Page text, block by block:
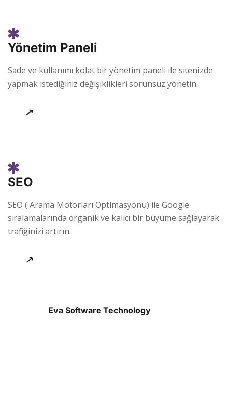
Yönetim Paneli
Sade ve kullanımı kolat bir yönetim paneli ile sitenizde
yapmak istediğiniz değişiklikleri sorunsuz yönetin.
SEO
SEO ( Arama Motorları Optimasyonu) ile Google
sıralamalarında organik ve kalıcı bir büyüme sağlayarak
trafiğinizi artırın.
Eva Software Technology